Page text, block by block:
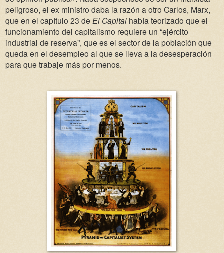
peligroso, el ex ministro daba la razón a otro Carlos, Marx,
que en el capítulo 23 de El Capital había teorizado que el
funcionamiento del capitalismo requiere un “ejército
industrial de reserva”, que es el sector de la población que
queda en el desempleo al que se lleva a la desesperación
para que trabaje más por menos.